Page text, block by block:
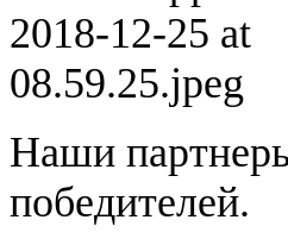
Наши
победителей.